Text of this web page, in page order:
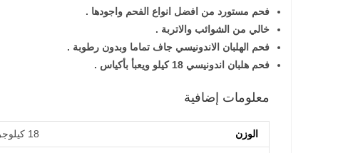
فحم مستورد من افضل انواع الفحم واجودها .
خالي من الشوائب والاتربة .
فحم الهلبان الاندونيسي جاف تماما وبدون رطوبة .
فحم هلبان اندونيسي 18 كيلو ويعبأ بأكياس .
معلومات إضافية
الوزن 18 كيلوجرام